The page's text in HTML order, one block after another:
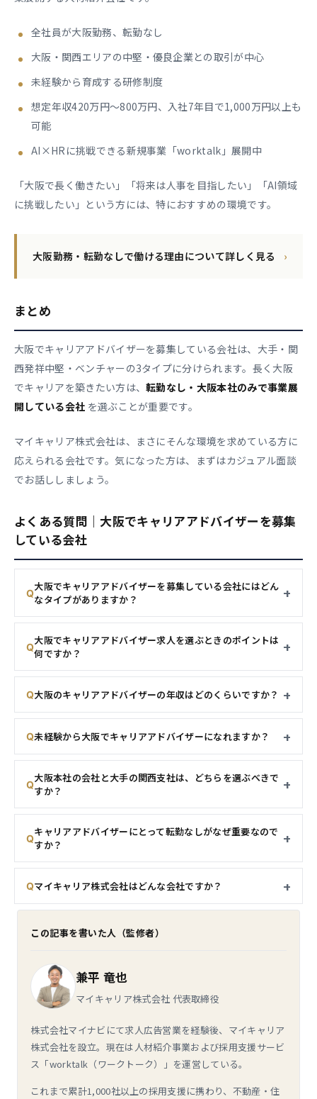
全社員が大阪勤務、転勤なし
大阪・関西エリアの中堅・優良企業との取引が中心
未経験から育成する研修制度
想定年収420万円〜800万円、入社7年目で1,000万円以上も
可能
AI×HRに挑戦できる新規事業「worktalk」展開中
「大阪で長く働きたい」「将来は人事を目指したい」「AI領域
に挑戦したい」という方には、特におすすめの環境です。
大阪勤務・転勤なしで働ける理由について詳しく見る ›
まとめ
大阪でキャリアアドバイザーを募集している会社は、大手・関
西発祥中堅・ベンチャーの3タイプに分けられます。長く大阪
でキャリアを築きたい方は、転勤なし・大阪本社のみで事業展
開している会社 を選ぶことが重要です。
マイキャリア株式会社は、まさにそんな環境を求めている方に
応えられる会社です。気になった方は、まずはカジュアル面談
でお話ししましょう。
よくある質問｜大阪でキャリアアドバイザーを募集
している会社
大阪でキャリアアドバイザーを募集している会社にはどん
なタイプがありますか？
大阪でキャリアアドバイザー求人を選ぶときのポイントは
何ですか？
大阪のキャリアアドバイザーの年収はどのくらいですか？
未経験から大阪でキャリアアドバイザーになれますか？
大阪本社の会社と大手の関西支社は、どちらを選ぶべきで
すか？
キャリアアドバイザーにとって転勤なしがなぜ重要なので
すか？
マイキャリア株式会社はどんな会社ですか？
この記事を書いた人（監修者）
兼平 竜也
マイキャリア株式会社 代表取締役
株式会社マイナビにて求人広告営業を経験後、マイキャリア
株式会社を設立。現在は人材紹介事業および採用支援サービ
ス「worktalk（ワークトーク）」を運営している。
これまで累計1,000社以上の採用支援に携わり、不動産・住